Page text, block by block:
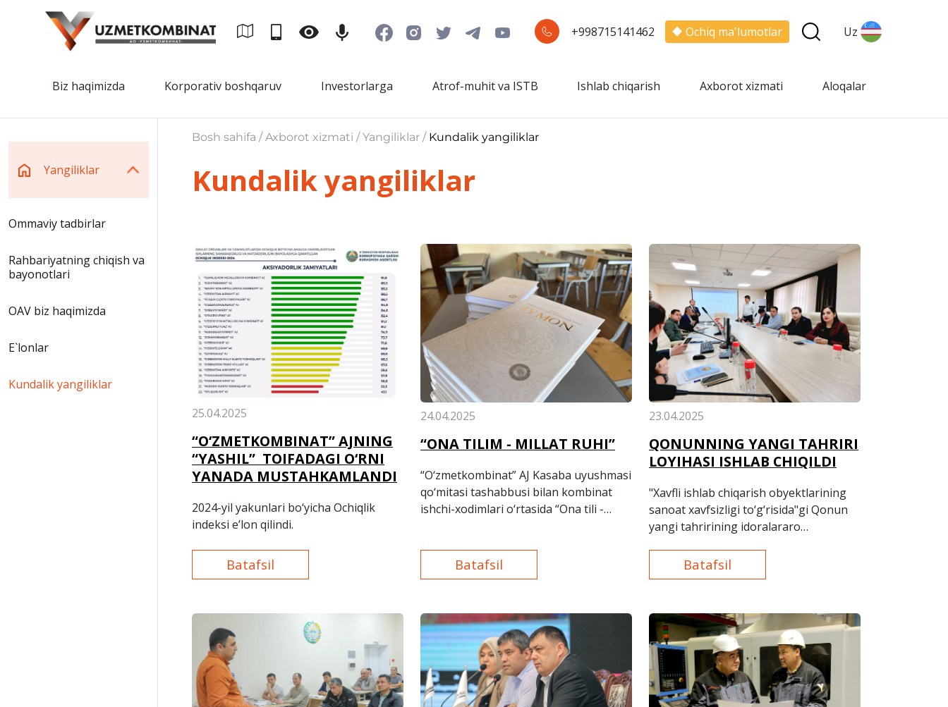
+998715141462 Ochiq ma'lumotlar Uz
Biz haqimizda Korporativ boshqaruv Investorlarga Atrof-muhit va ISTB Ishlab chiqarish Axborot xizmati Aloqalar
Yangiliklar
Ommaviy tadbirlar
Rahbariyatning chiqish va
bayonotlari
OAV biz haqimizda
E`lonlar
Kundalik yangiliklar
Bosh sahifa / Axborot xizmati / Yangiliklar / Kundalik yangiliklar
Kundalik yangiliklar
25.04.2025
“O‘ZMETKOMBINAT” AJNING
“YASHIL” TOIFADAGI O‘RNI
YANADA MUSTAHKAMLANDI
2024-yil yakunlari bo‘yicha Ochiqlik
indeksi e’lon qilindi.
Batafsil
24.04.2025
“ONA TILIM - MILLAT RUHI”
“O‘zmetkombinat” AJ Kasaba uyushmasi
qo‘mitasi tashabbusi bilan kombinat
ishchi-xodimlari o‘rtasida “Ona tili -
Batafsil
23.04.2025
QONUNNING YANGI TAHRIRI
LOYIHASI ISHLAB CHIQILDI
"Xavfli ishlab chiqarish obyektlarining
sanoat xavfsizligi to‘g‘risida"gi Qonun
yangi tahririning idoralararo
Batafsil